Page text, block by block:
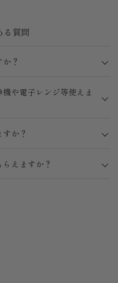
る質問
？
や電子レンジ等使えま
か？
えますか？